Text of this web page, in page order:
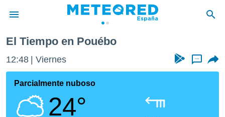
de
por
se
El Tiempo en Pouébo
12:48 Viernes ...
Parcialmente nuboso
24°